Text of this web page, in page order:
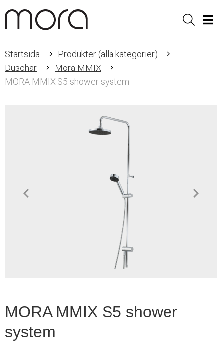
Sök
Startsida
Produkter (alla kategorier)
Duschar
Mora MMIX
MORA MMIX S5 shower system
MORA MMIX S5 shower
system